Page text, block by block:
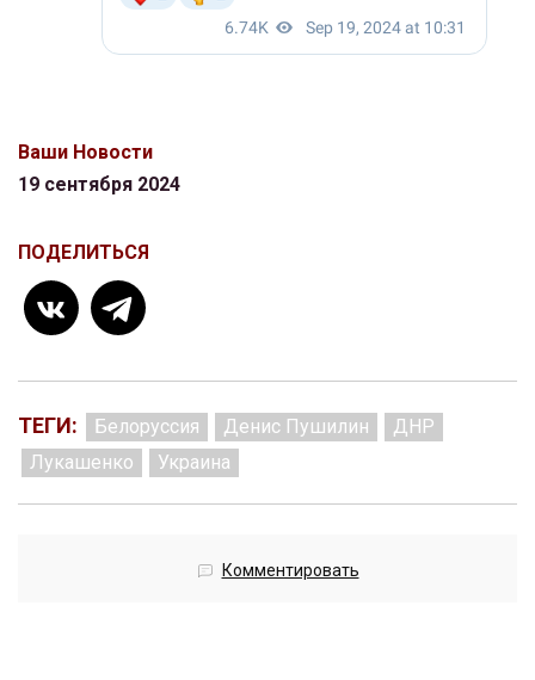
Ваши Новости
19 сентября 2024
ПОДЕЛИТЬСЯ
ТЕГИ: Белоруссия Денис Пушилин
ДНР
Лукашенко
Украина
Комментировать